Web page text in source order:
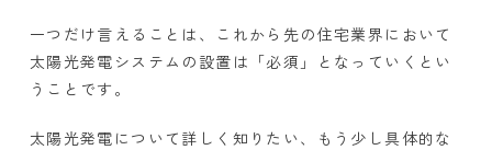
一つだけ言えることは、これから先の住宅業界において
太陽光発電システムの設置は「必須」となっていくとい
うことです。
太陽光発電について詳しく知りたい、もう少し具体的な